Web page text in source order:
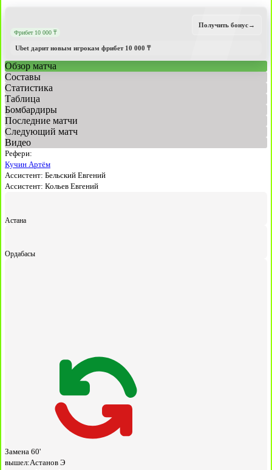
Фрибет 10 000 ₸
Ubet дарит новым игрокам фрибет 10 000 ₸
Получить бонус→
Обзор матча
Составы
Статистика
Таблица
Бомбардиры
Последние матчи
Следующий матч
Видео
Рефери:
Кучин Артём
Ассистент: Бельский Евгений
Ассистент: Кольев Евгений
Астана
Ордабасы
Замена 60'
вышел:Астанов Э